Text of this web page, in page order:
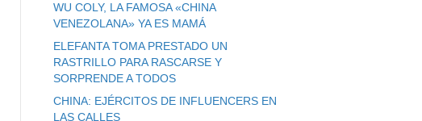
WU COLY, LA FAMOSA «CHINA
VENEZOLANA» YA ES MAMÁ
ELEFANTA TOMA PRESTADO UN
RASTRILLO PARA RASCARSE Y
SORPRENDE A TODOS
CHINA: EJÉRCITOS DE INFLUENCERS EN
LAS CALLES